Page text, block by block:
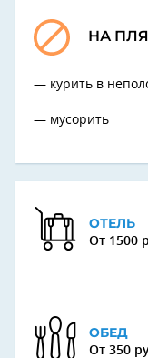
НА
курить в
мусорить
ОТЕЛЬ
От 1500
ОБЕД
От 350